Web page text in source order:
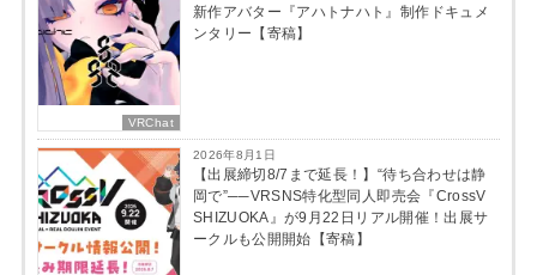
VRChat
新作アバター『アハトナハト』制作ドキュメ
ンタリー【寄稿】
2026年8月1日
【出展締切8/7まで延長！】“待ち合わせは静
岡で”──VRSNS特化型同人即売会『CrossV
SHIZUOKA』が9月22日リアル開催！出展サ
ークルも公開開始【寄稿】